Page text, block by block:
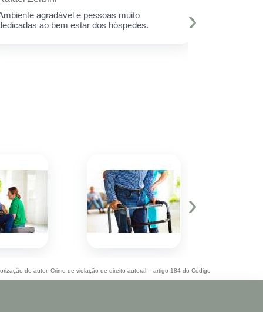
agradável e pessoas muito
ao bem estar dos hóspedes.
›
›
do autor. Crime de violação de direito autoral – artigo 184 do Código